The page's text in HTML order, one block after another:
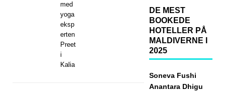
med
yoga
eksp
erten
Preet
i
Kalia
DE MEST
BOOKEDE
HOTELLER PÅ
MALDIVERNE I
2025
Soneva Fushi
Anantara Dhigu